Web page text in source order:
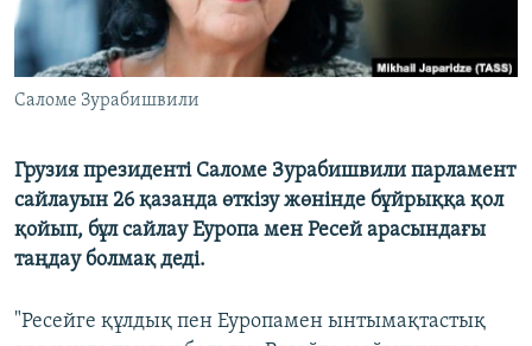
Саломе Зурабишвили
Грузия президенті Саломе Зурабишвили парламент
сайлауын 26 қазанда өткізу жөнінде бұйрыққа қол
қойып, бұл сайлау Еуропа мен Ресей арасындағы
таңдау болмақ деді.
"Ресейге құлдық пен Еуропамен ынтымақтастық